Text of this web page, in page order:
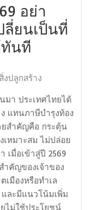
อย่า
ลี่ยนเป็นที่
ทันที
ปลูกสร้าง
มา ประเทศไทยได้
แทนภาษีบำรุงท้อง
ยสำคัญคือ กระตุ้น
หมาะสม ไม่ปล่อย
เมื่อเข้าสู่ปี 2569
ำคัญของเจ้าของ
มืองหรือทำเล
ละมีแนวโน้มเพิ่ม
ไม่ใช้ประโยชน์